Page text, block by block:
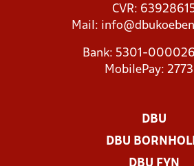
CVR:
Mail:
Bank: 5301-
MobilePay:
DBU
DBU